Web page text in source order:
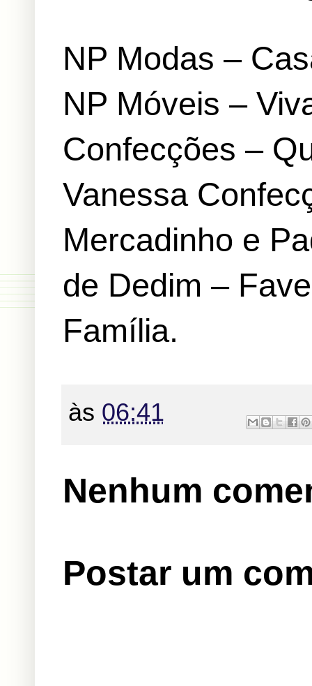
NP Modas –
NP Móveis –
Confecções –
Vanessa
Mercadinho e
de Dedim –
Família.
às 06:41
Nenhum
Postar um